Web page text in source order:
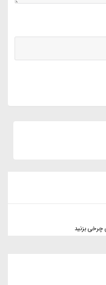
چرخی بزنید